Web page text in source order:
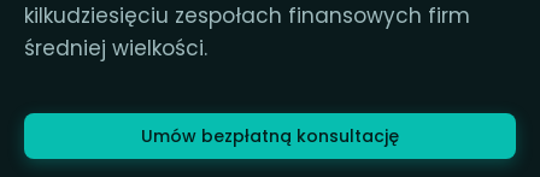
kilkudziesięciu zespołach finansowych firm
średniej wielkości.
Umów bezpłatną konsultację